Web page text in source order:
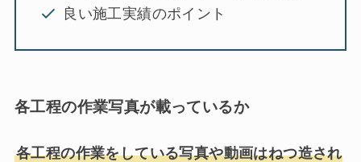
良い施工実績のポイント
各工程の作業写真が載っているか
各工程の作業をしている写真や動画はねつ造され